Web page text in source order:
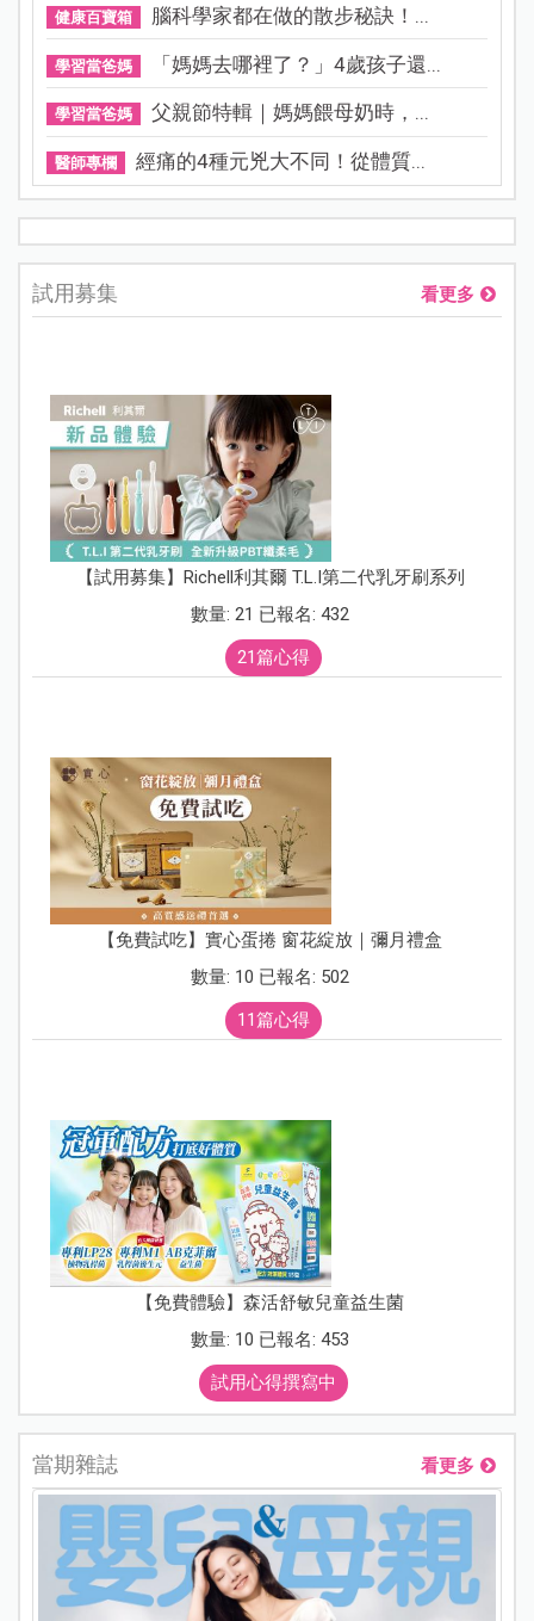
健康百寶箱 腦科學家都在做的散步秘訣！...
學習當爸媽 「媽媽去哪裡了？」4歲孩子還...
學習當爸媽 父親節特輯｜媽媽餵母奶時，...
醫師專欄 經痛的4種元兇大不同！從體質...
試用募集 看更多
【試用募集】Richell利其爾 T.L.I第二代乳牙刷系列
數量: 21 已報名: 432
21篇心得
【免費試吃】實心蛋捲 窗花綻放｜彌月禮盒
數量: 10 已報名: 502
11篇心得
【免費體驗】森活舒敏兒童益生菌
數量: 10 已報名: 453
試用心得撰寫中
當期雜誌 看更多